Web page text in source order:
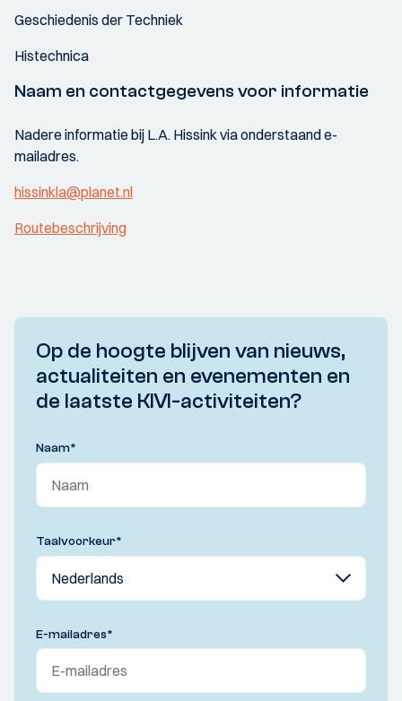
Geschiedenis der Techniek
Histechnica
Naam en contactgegevens voor informatie
Nadere informatie bij L.A. Hissink via onderstaand e-
mailadres.
hissinkla@planet.nl
Routebeschrijving
Op de hoogte blijven van nieuws,
actualiteiten en evenementen en
de laatste KIVI-activiteiten?
Naam*
Taalvoorkeur*
E-mailadres*